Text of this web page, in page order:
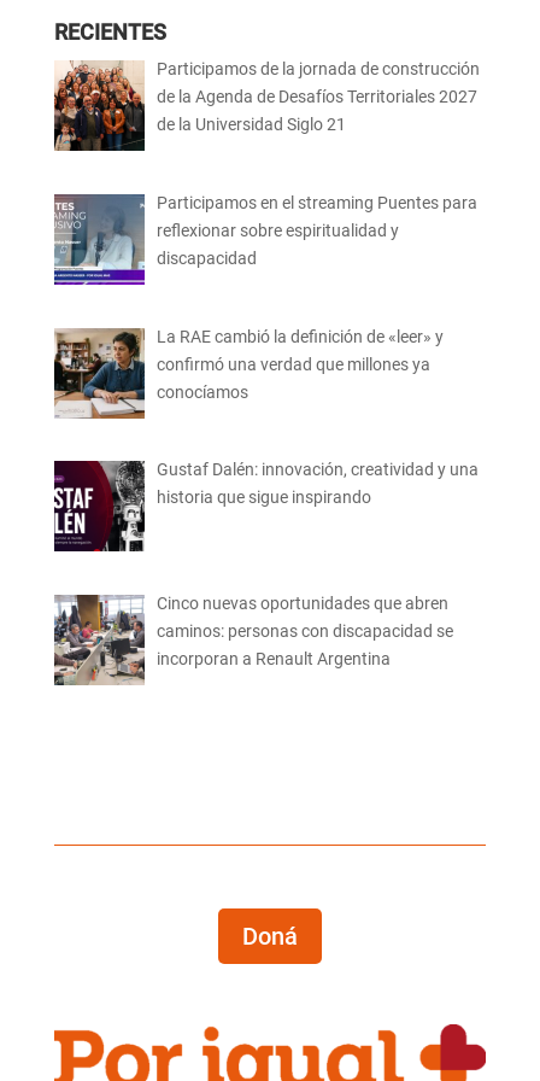
RECIENTES
Participamos de la jornada de construcción
de la Agenda de Desafíos Territoriales 2027
de la Universidad Siglo 21
Participamos en el streaming Puentes para
reflexionar sobre espiritualidad y
discapacidad
La RAE cambió la definición de «leer» y
confirmó una verdad que millones ya
conocíamos
Gustaf Dalén: innovación, creatividad y una
historia que sigue inspirando
Cinco nuevas oportunidades que abren
caminos: personas con discapacidad se
incorporan a Renault Argentina
Doná